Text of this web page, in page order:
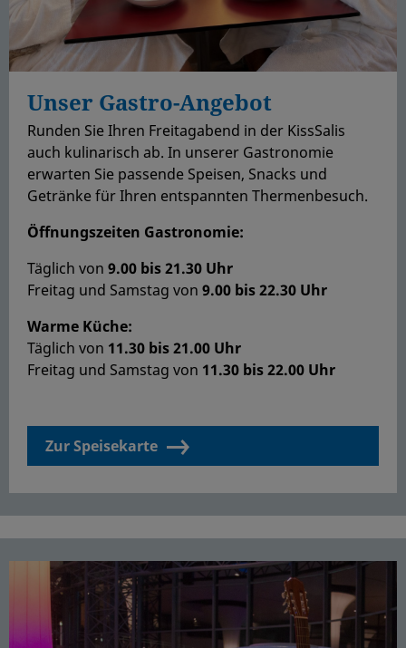
Unser Gastro-Angebot
Runden Sie Ihren Freitagabend in der KissSalis
auch kulinarisch ab. In unserer Gastronomie
erwarten Sie passende Speisen, Snacks und
Getränke für Ihren entspannten Thermenbesuch.
Öffnungszeiten Gastronomie:
Täglich von 9.00 bis 21.30 Uhr
Freitag und Samstag von 9.00 bis 22.30 Uhr
Warme Küche:
Täglich von 11.30 bis 21.00 Uhr
Freitag und Samstag von 11.30 bis 22.00 Uhr
Zur Speisekarte